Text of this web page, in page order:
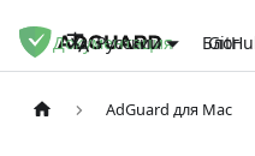
Документация Блог
Русский
AdGuard для Mac